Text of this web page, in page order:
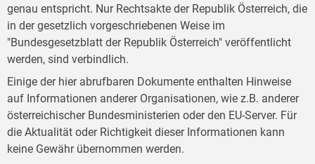
genau entspricht. Nur Rechtsakte der Republik Österreich, die
in der gesetzlich vorgeschriebenen Weise im
"Bundesgesetzblatt der Republik Österreich" veröffentlicht
werden, sind verbindlich.
Einige der hier abrufbaren Dokumente enthalten Hinweise
auf Informationen anderer Organisationen, wie z.B. anderer
österreichischer Bundesministerien oder den EU-Server. Für
die Aktualität oder Richtigkeit dieser Informationen kann
keine Gewähr übernommen werden.